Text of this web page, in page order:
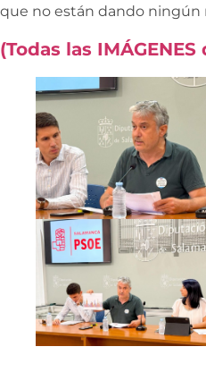
que no están dando ningún
(Todas las